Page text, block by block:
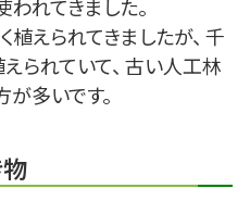
れてきました。
えられてきましたが、 千
られていて、 古い人工林
多いです。